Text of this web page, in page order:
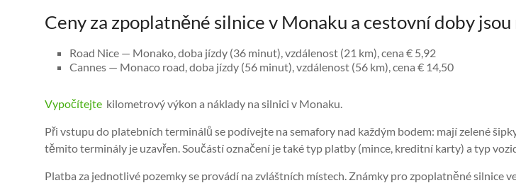
Ceny za zpoplatněné silnice v Monaku a cestovní doby jsou
Road Nice — Monako, doba jízdy (36 minut), vzdálenost (21 km), cena € 5,92
Cannes — Monaco road, doba jízdy (56 minut), vzdálenost (56 km), cena € 14,50
Vypočítejte kilometrový výkon a náklady na silnici v Monaku.
Při vstupu do platebních terminálů se podívejte na semafory nad každým bodem: mají zelené
těmito terminály je uzavřen. Součástí označení je také typ platby (mince, kreditní karty) a typ
Platba za jednotlivé pozemky se provádí na zvláštních místech. Známky pro zpoplatněné silnice